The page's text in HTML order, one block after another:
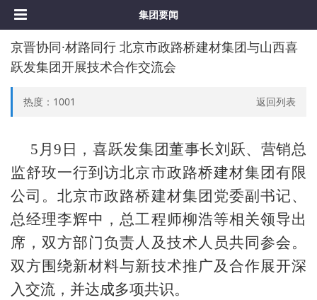
集团要闻
京晋协同·材路同行 北京市政路桥建材集团与山西喜
跃发集团开展技术合作交流会
热度： 1001 返回列表
5月9日，喜跃发集团董事长刘跃、营销总
监舒玫一行到访北京市政路桥建材集团有限
公司。北京市政路桥建材集团党委副书记、
总经理李辉中，总工程师柳浩等相关领导出
席，双方部门负责人及技术人员共同参会。
双方围绕新材料与新技术推广及合作展开深
入交流，并达成多项共识。